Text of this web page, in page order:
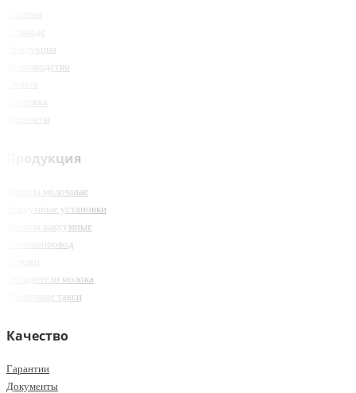
Главная
О заводе
Продукция
Производство
Доставка
Контакты
Продукция
Насосы молочные
Вакуумные установки
Насосы вакуумные
Молокопровод
Охладители молока
Молочные такси
Качество
Гарантии
Документы